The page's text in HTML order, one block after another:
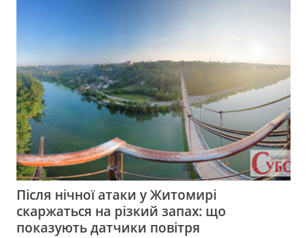
Після нічної атаки у Житомирі
скаржаться на різкий запах: що
показують датчики повітря